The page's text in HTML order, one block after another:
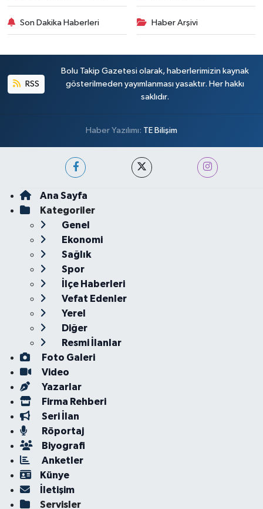
Son Dakika Haberleri Haber Arşivi
RSS
Bolu Takip Gazetesi olarak, haberlerimizin kaynak
gösterilmeden yayımlanması yasaktır. Her hakkı
saklıdır.
Haber Yazılımı: TE Bilişim
Ana Sayfa
Kategoriler
Genel
Ekonomi
Sağlık
Spor
İlçe Haberleri
Vefat Edenler
Yerel
Diğer
Resmi İlanlar
Foto Galeri
Video
Yazarlar
Firma Rehberi
Seri İlan
Röportaj
Biyografi
Anketler
Künye
İletişim
Servisler